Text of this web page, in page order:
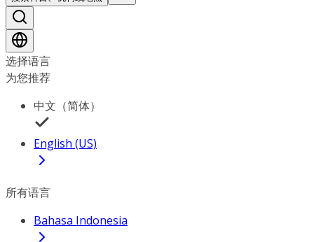
选择语言
为您推荐
中文（简体）
English (US)
所有语言
Bahasa Indonesia